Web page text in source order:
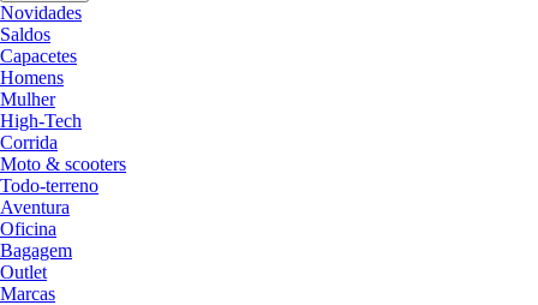
Novidades
Saldos
Capacetes
Homens
Mulher
High-Tech
Corrida
Moto & scooters
Todo-terreno
Aventura
Oficina
Bagagem
Outlet
Marcas